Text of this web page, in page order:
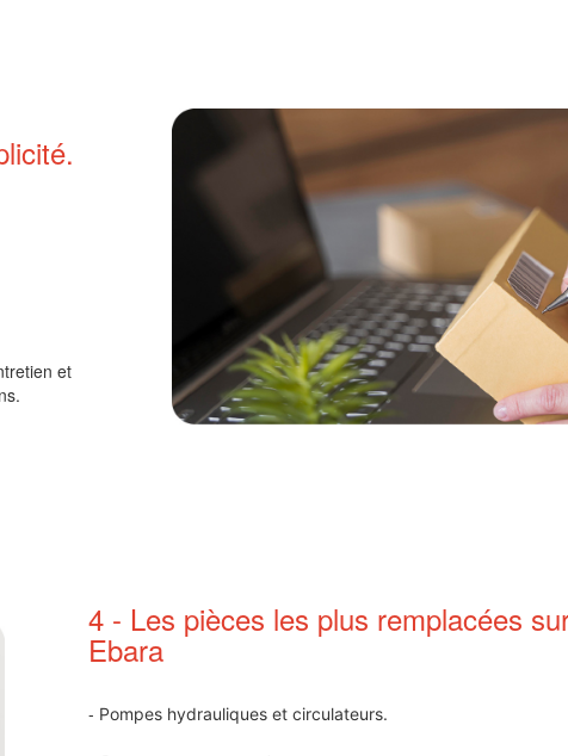
et
4 - Les pièces les plus remplacées
Ebara
- Pompes hydrauliques et circulateurs.